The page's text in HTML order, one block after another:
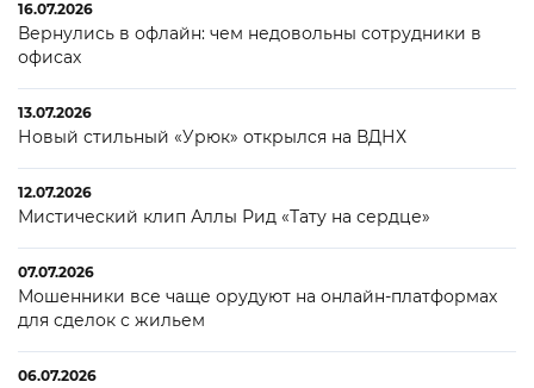
16.07.2026
Вернулись в офлайн: чем недовольны сотрудники в
офисах
13.07.2026
Новый стильный «Урюк» открылся на ВДНХ
12.07.2026
Мистический клип Аллы Рид «Тату на сердце»
07.07.2026
Мошенники все чаще орудуют на онлайн-платформах
для сделок с жильем
06.07.2026